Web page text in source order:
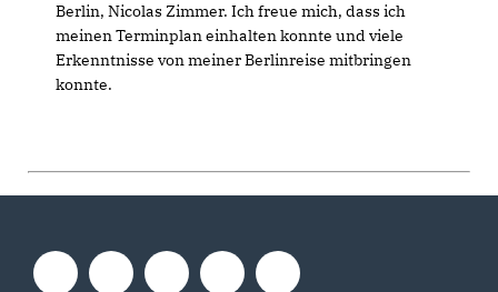
Berlin, Nicolas Zimmer. Ich freue mich, dass ich
meinen Terminplan einhalten konnte und viele
Erkenntnisse von meiner Berlinreise mitbringen
konnte.